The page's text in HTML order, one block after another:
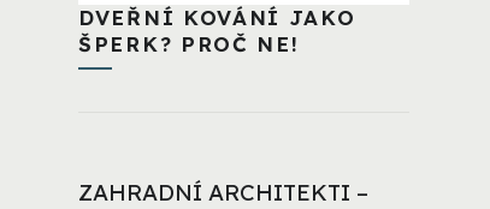
DVEŘNÍ KOVÁNÍ JAKO
ŠPERK? PROČ NE!
ZAHRADNÍ ARCHITEKTI –